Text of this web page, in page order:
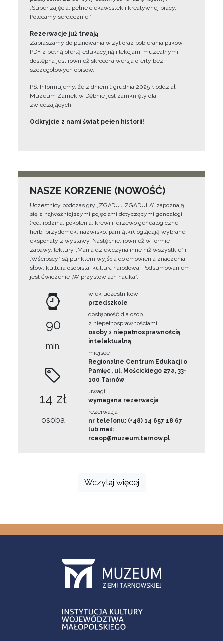
„Super zajęcia, pełne ciekawostek i kreatywnej pracy.
Polecamy serdecznie!”
Rezerwacje już trwają
Zapraszamy do planowania wizyt oraz pobierania plików
PDF z pełną ofertą edukacyjną i lekcjami muzealnymi –
dostępna jest również skrócona wersja oferty bez
szczegółowych opisów.
PS. Informujemy, że z dniem 1 grudnia 2025 r. oddział
Muzeum Zamek w Dębnie jest zamknięty dla
zwiedzających.
Odkryjcie z nami świat pełen historii!
NASZE KORZENIE (NOWOŚĆ)
Uczestnicy podczas gry „ZGADUJ ZGADULA” zapoznają
się z najważniejszymi pojęciami dotyczącymi genealogii
(ród, rodzina, pokolenia, krewni, drzewo genealogiczne,
herb, przydomek, nazwisko, pamiątki), oglądają wybrane
eksponaty z wystawy. Następnie, również w formie
zabawy, lektury „Mania dziewczyna inne niż wszystkie” i
„Wścibscy” są punktem wyjścia do omówienia znaczenia
słów: kultura osobista, kultura narodowa. Podsumowaniem
jest ćwiczenie „W przysłowiach nauka”.
90
min.
14 zł
osoba
wiek uczestników
przedszkole
dostępność dla osób
z niepełnosprawnościami
osoby z niepełnosprawnością
intelektualną
miejsce
Regionalne Centrum Edukacji o
Pamięci, ul. Mościckiego 27a, 33-
100 Tarnów
uwagi
wymagana rezerwacja
rezerwacja
nr telefonu: (+48) 14 657 18 67
lub mail:
rceop@muzeum.tarnow.pl
Wczytaj więcej